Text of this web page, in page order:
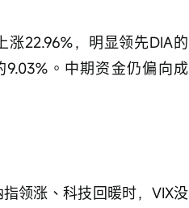
22.96%，明显领先DIA的
9.03%。中期资金仍偏向成
领涨、科技回暖时，VIX没